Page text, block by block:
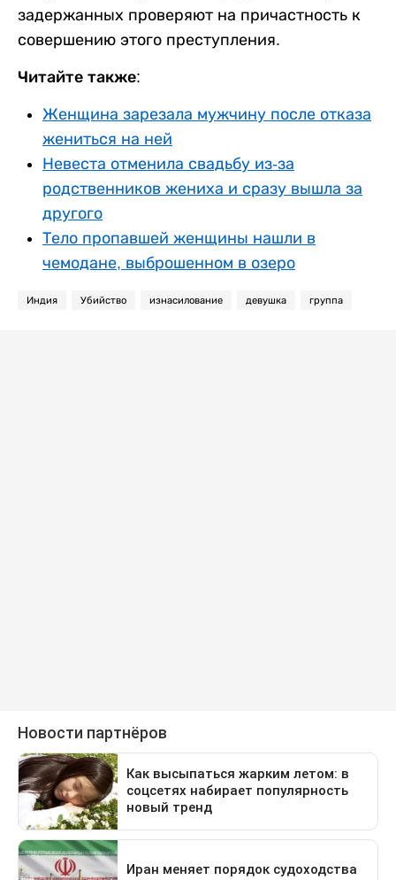
задержанных проверяют на причастность к
совершению этого преступления.
Читайте также:
Женщина зарезала мужчину после отказа
жениться на ней
Невеста отменила свадьбу из-за
родственников жениха и сразу вышла за
другого
Тело пропавшей женщины нашли в
чемодане, выброшенном в озеро
Индия Убийство изнасилование девушка группа